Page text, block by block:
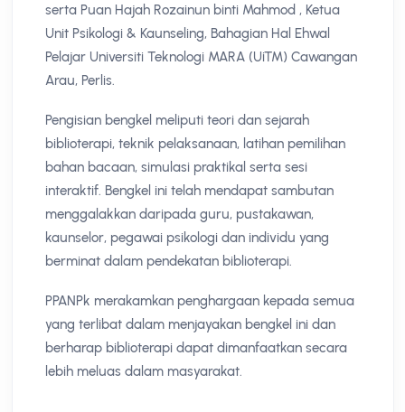
serta Puan Hajah Rozainun binti Mahmod , Ketua
Unit Psikologi & Kaunseling, Bahagian Hal Ehwal
Pelajar Universiti Teknologi MARA (UiTM) Cawangan
Arau, Perlis.
Pengisian bengkel meliputi teori dan sejarah
biblioterapi, teknik pelaksanaan, latihan pemilihan
bahan bacaan, simulasi praktikal serta sesi
interaktif. Bengkel ini telah mendapat sambutan
menggalakkan daripada guru, pustakawan,
kaunselor, pegawai psikologi dan individu yang
berminat dalam pendekatan biblioterapi.
PPANPk merakamkan penghargaan kepada semua
yang terlibat dalam menjayakan bengkel ini dan
berharap biblioterapi dapat dimanfaatkan secara
lebih meluas dalam masyarakat.